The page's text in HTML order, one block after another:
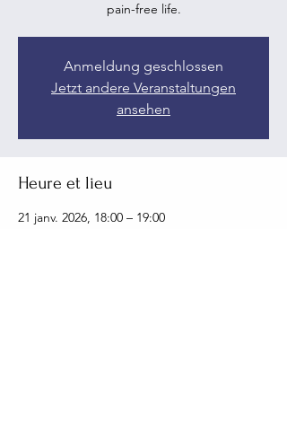
pain-free life.
Anmeldung geschlossen
Jetzt andere Veranstaltungen
ansehen
Heure et lieu
21 janv. 2026, 18:00 – 19:00